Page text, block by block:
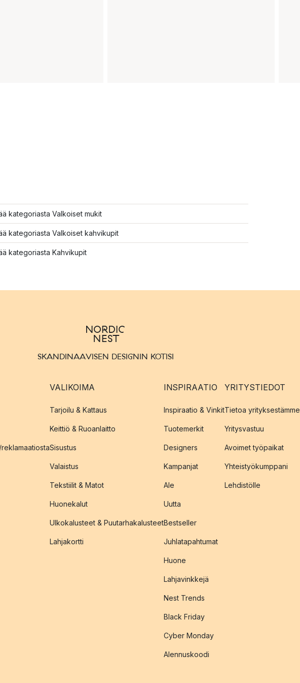
kategoriasta Valkoiset mukit
kategoriasta Valkoiset kahvikupit
kategoriasta Kahvikupit
SKANDINAAVISEN DESIGNIN KOTISI
VALIKOIMA
Tarjoilu & Kattaus
Keittiö & Ruoanlaitto
Sisustus
Valaistus
Tekstiilit & Matot
Huonekalut
Ulkokalusteet & Puutarhakalusteet
Lahjakortti
INSPIRAATIO
Inspiraatio & Vinkit
Tuotemerkit
Designers
Kampanjat
Ale
Uutta
Bestseller
Juhlatapahtumat
Huone
Lahjavinkkejä
Nest Trends
Black Friday
Cyber Monday
Alennuskoodi
YRITYSTIEDOT
Tietoa yrityksestämme
Yritysvastuu
Avoimet työpaikat
Yhteistyökumppani
Lehdistölle